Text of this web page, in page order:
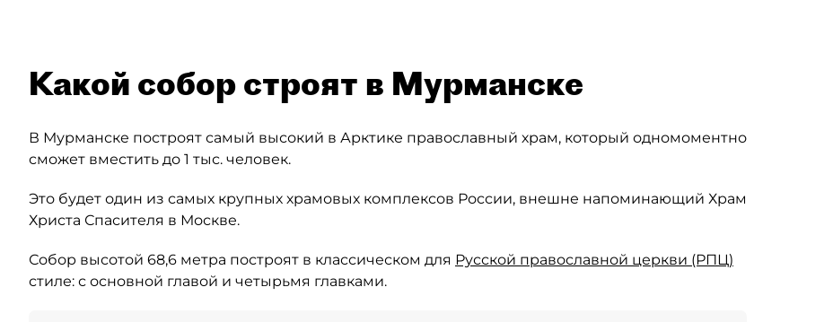
Какой собор строят в Мурманске
В Мурманске построят самый высокий в Арктике православный храм, который одномоментно
сможет вместить до 1 тыс. человек.
Это будет один из самых крупных храмовых комплексов России, внешне напоминающий Храм
Христа Спасителя в Москве.
Собор высотой 68,6 метра построят в классическом для Русской православной церкви (РПЦ)
стиле: с основной главой и четырьмя главками.